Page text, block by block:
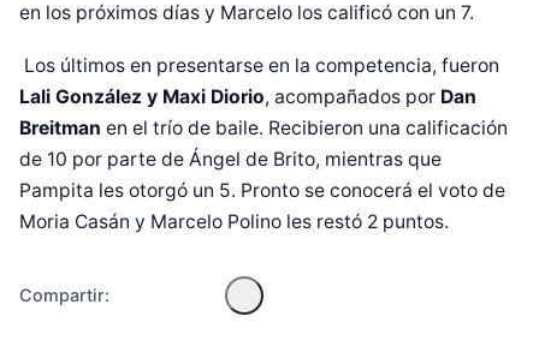
en los próximos días y Marcelo los calificó con un 7.
Los últimos en presentarse en la competencia, fueron
Lali González y Maxi Diorio, acompañados por Dan
Breitman en el trío de baile. Recibieron una calificación
de 10 por parte de Ángel de Brito, mientras que
Pampita les otorgó un 5. Pronto se conocerá el voto de
Moria Casán y Marcelo Polino les restó 2 puntos.
Compartir:
Diseñado por Shiro